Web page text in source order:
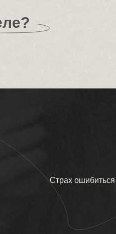
Страх ошибиться